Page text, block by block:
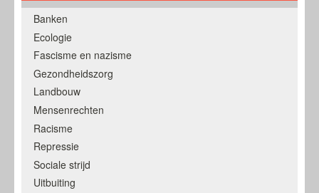
Banken
Ecologie
Fascisme en nazisme
Gezondheidszorg
Landbouw
Mensenrechten
Racisme
Repressie
Sociale strijd
Uitbuiting